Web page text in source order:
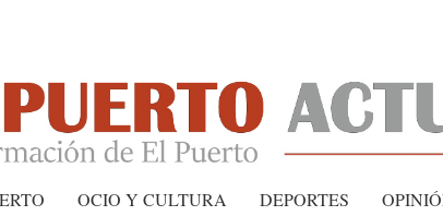
OCIO Y CULTURA DEPORTES